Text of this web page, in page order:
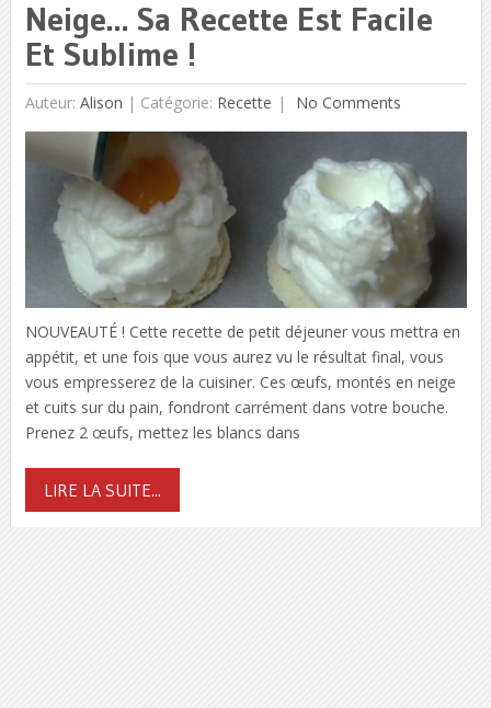
Neige… Sa Recette Est Facile
Et Sublime !
Auteur: Alison | Catégorie: Recette No Comments
NOUVEAUTÉ ! Cette recette de petit déjeuner vous mettra en
appétit, et une fois que vous aurez vu le résultat final, vous
vous empresserez de la cuisiner. Ces œufs, montés en neige
et cuits sur du pain, fondront carrément dans votre bouche.
Prenez 2 œufs, mettez les blancs dans
LIRE LA SUITE...